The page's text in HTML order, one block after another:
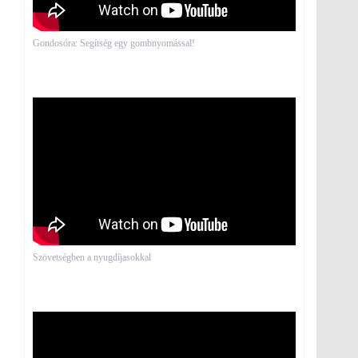
Gondosóra: Segítség egy gombnyomással!
Szövetségben a nyugdíjasokkal